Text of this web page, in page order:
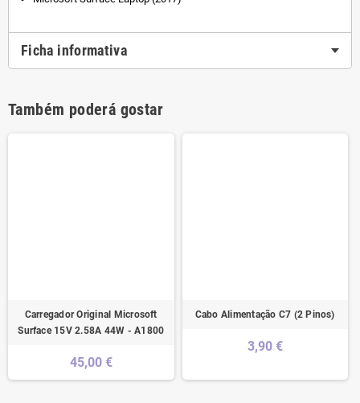
Ficha informativa
Também poderá gostar
Carregador Original Microsoft
Surface 15V 2.58A 44W - A1800
45,00 €
Cabo Alimentação C7 (2 Pinos)
3,90 €